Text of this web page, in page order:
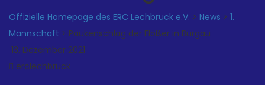
Offizielle Homepage des ERC Lechbruck e.V. > News > 1.
Mannschaft > Paukenschlag der Flößer in Burgau
13. Dezember 2021
erclechbruck